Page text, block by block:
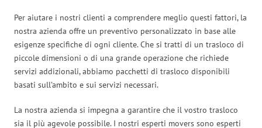
Per aiutare i nostri clienti a comprendere meglio questi fattori, la
nostra azienda offre un preventivo personalizzato in base alle
esigenze specifiche di ogni cliente. Che si tratti di un trasloco di
piccole dimensioni o di una grande operazione che richiede
servizi addizionali, abbiamo pacchetti di trasloco disponibili
basati sull’ambito e sui servizi necessari.
La nostra azienda si impegna a garantire che il vostro trasloco
sia il più agevole possibile. I nostri esperti movers sono esperti